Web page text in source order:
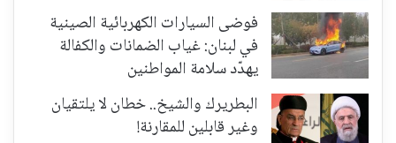
فوضى السيارات الكهربائية الصينية
في لبنان: غياب الضمانات والكفالة
يهدّد سلامة المواطنين
البطريرك والشيخ.. خطان لا يلتقيان
وغير قابلين للمقارنة!